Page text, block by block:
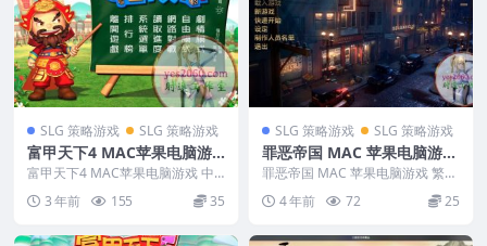
SLG 策略游戏 SLG 策略游戏
富甲天下4 MAC苹果电脑游
戏 中文版 支持12 13 14
富甲天下4 MAC苹果电脑游戏 中
3 年前 155 35
SLG 策略游戏 SLG 策略游戏
罪恶帝国 MAC 苹果电脑游戏
繁体中文版 支援10.15 11 12
13 适用于APPLE CPU
罪恶帝国 MAC 苹果电脑游戏 繁体
中文版 支援10.15 11 12 13 适...
4 年前 72 25